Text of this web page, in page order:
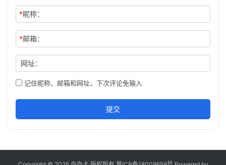
*昵称：
*邮箱：
网址：
记住昵称、邮箱和网址，下次评论免输入
提交